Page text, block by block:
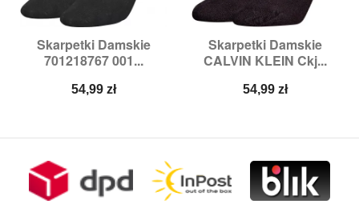
Skarpetki Damskie
701218767 001...
Cena
54,99 zł
Skarpetki Damskie
CALVIN KLEIN Ckj...
Cena
54,99 zł